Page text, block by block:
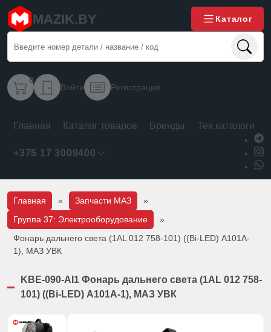
MAZIK.BY Каталог
0
Войти Регистрация
Главная Каталог товаров Бренды Тех.каталоги
+375 17 3009400
Главная » Запчасти МАЗ
»
Группа 37: Электрооборудование
»
Фонарь дальнего света (1AL 012 758-101) ((Bi-LED) A101A-
1), МАЗ УВК
KBE-090-AI1 Фонарь дальнего света (1AL 012 758-
101) ((Bi-LED) A101A-1), МАЗ УВК